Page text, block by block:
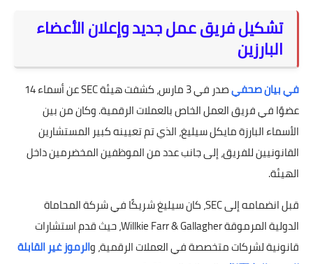
تشكيل فريق عمل جديد وإعلان الأعضاء
البارزين
في بيان صحفي
صدر في 3 مارس، كشفت هيئة SEC عن أسماء 14
عضوًا في فريق العمل الخاص بالعملات الرقمية. وكان من بين
الأسماء البارزة مايكل سيليغ، الذي تم تعيينه كبير المستشارين
القانونيين للفريق، إلى جانب عدد من الموظفين المخضرمين داخل
الهيئة.
قبل انضمامه إلى SEC، كان سيليغ شريكًا في شركة المحاماة
الدولية المرموقة Willkie Farr & Gallagher، حيث قدم استشارات
قانونية لشركات متخصصة في العملات الرقمية، والرموز غير القابلة